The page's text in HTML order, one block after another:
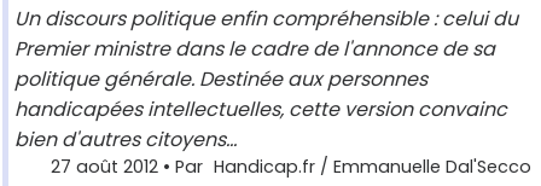
Un discours politique enfin compréhensible : celui du
Premier ministre dans le cadre de l'annonce de sa
politique générale. Destinée aux personnes
handicapées intellectuelles, cette version convainc
bien d'autres citoyens...
27 août 2012 • Par Handicap.fr / Emmanuelle Dal'Secco